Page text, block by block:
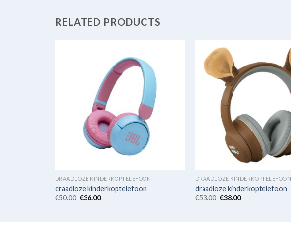
RELATED PRODUCTS
DRAADLOZE KINDERKOPTELEFOON
draadloze kinderkoptelefoon
€50.00 €36.00
DRAADLOZE KINDERKOPTELEFOON
draadloze kinderkoptelefoon
€53.00 €38.00